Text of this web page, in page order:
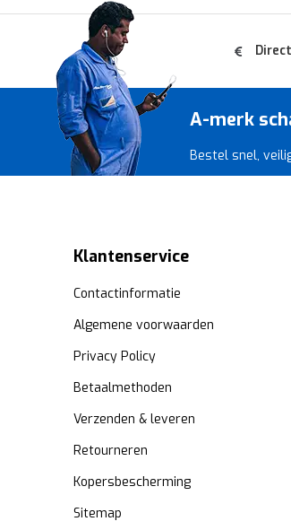
A-merk
Bestel snel,
Klantenservice
Contactinformatie
Algemene voorwaarden
Privacy Policy
Betaalmethoden
Verzenden & leveren
Retourneren
Kopersbescherming
Sitemap